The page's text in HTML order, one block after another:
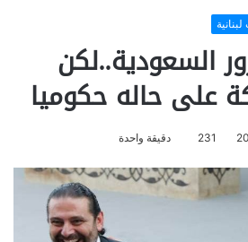
السعودية..لكن
على حاله حكوميا
231 دقيقة واحدة